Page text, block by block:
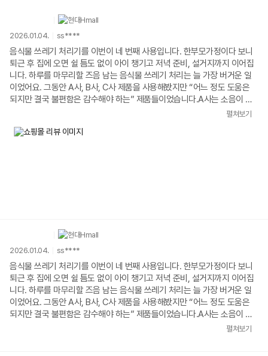
2026.01.04. ss****
음식물 쓰레기 처리기를 이번이 네 번째 사용입니다. 한부모가정이다 보니
퇴근 후 집에 오면 쉴 틈도 없이 아이 챙기고 저녁 준비, 설거지까지 이어집
니다. 하루를 마무리할 즈음 남는 음식물 쓰레기 처리는 늘 가장 버거운 일
이었어요. 그동안 A사, B사, C사 제품을 사용해봤지만 “어느 정도 도움은
되지만 결국 불편함은 감수해야 하는” 제품들이었습니다.A사는 소음이 커
밤에는 사용이 어려웠고, B사는 냄새 차단이 완벽하지 않아 여름이면 스트
손이 잘 가지 않았죠. 편해지려고 산 가전이 오히려 또 하나의 집안일처럼
기보다 인테리어 소품처럼 느껴집니다. 주방에 두는 것 자체가 부담이 없고
수 있다”는 여유를 주는 제품, 혼자 아이 키우며 하루를 버텨내는 입장에서
이렇게 삶의 부담을 덜어주는 가전이 있다는 게 참 고맙게 느껴집니다. 미닉
스 맥스는 음식물 쓰레기 처리기가 아니라, 바쁜 일상 속 나를 도와주는 진
짜 완성형 생활가전입니다.
펼쳐보기
2026.01.04. ss****
음식물 쓰레기 처리기를 이번이 네 번째 사용입니다. 한부모가정이다 보니
퇴근 후 집에 오면 쉴 틈도 없이 아이 챙기고 저녁 준비, 설거지까지 이어집
니다. 하루를 마무리할 즈음 남는 음식물 쓰레기 처리는 늘 가장 버거운 일
이었어요. 그동안 A사, B사, C사 제품을 사용해봤지만 “어느 정도 도움은
되지만 결국 불편함은 감수해야 하는” 제품들이었습니다.A사는 소음이 커
밤에는 사용이 어려웠고, B사는 냄새 차단이 완벽하지 않아 여름이면 스트
펼쳐보기